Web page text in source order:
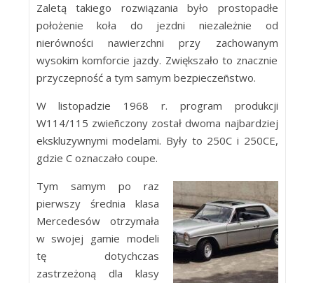
Zaletą takiego rozwiązania było prostopadłe
położenie koła do jezdni niezależnie od
nierówności nawierzchni przy zachowanym
wysokim komforcie jazdy. Zwiększało to znacznie
przyczepność a tym samym bezpieczeñstwo.
W listopadzie 1968 r. program produkcji
W114/115 zwieñczony został dwoma najbardziej
ekskluzywnymi modelami. Były to 250C i 250CE,
gdzie C oznaczało coupe.
Tym samym po raz
pierwszy średnia klasa
Mercedesów otrzymała
w swojej gamie modeli
tę dotychczas
zastrzeżoną dla klasy